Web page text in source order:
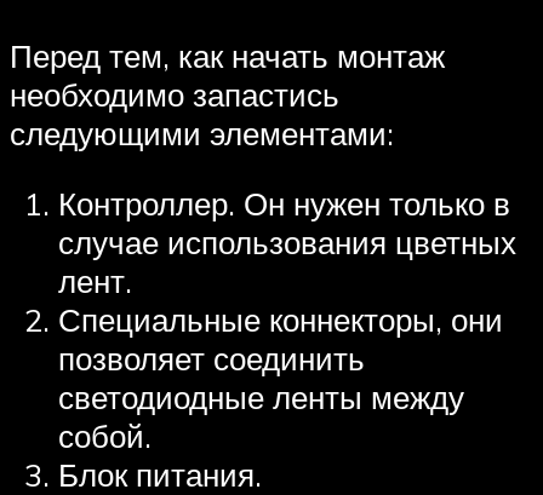
Перед тем, как начать монтаж
необходимо запастись
следующими элементами:
Контроллер. Он нужен только в
случае использования цветных
лент.
Специальные коннекторы, они
позволяет соединить
светодиодные ленты между
собой.
Блок питания.